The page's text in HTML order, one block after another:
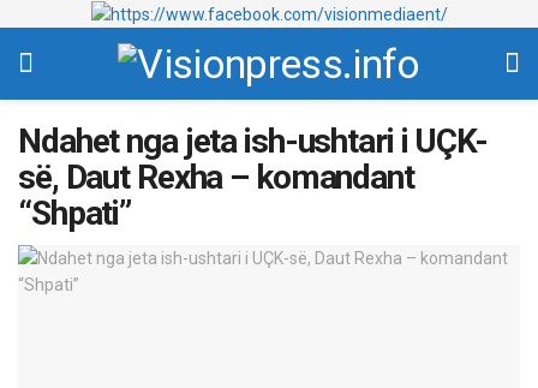
Ndahet nga jeta ish-ushtari i UÇK-
së, Daut Rexha – komandant
“Shpati”